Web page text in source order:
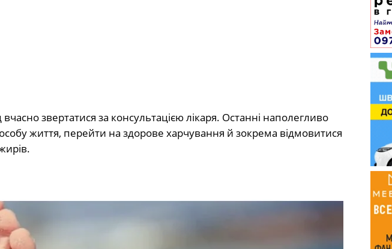
звертатися за консультацією лікаря. Останні наполегливо
життя, перейти на здорове харчування й зокрема відмовитися